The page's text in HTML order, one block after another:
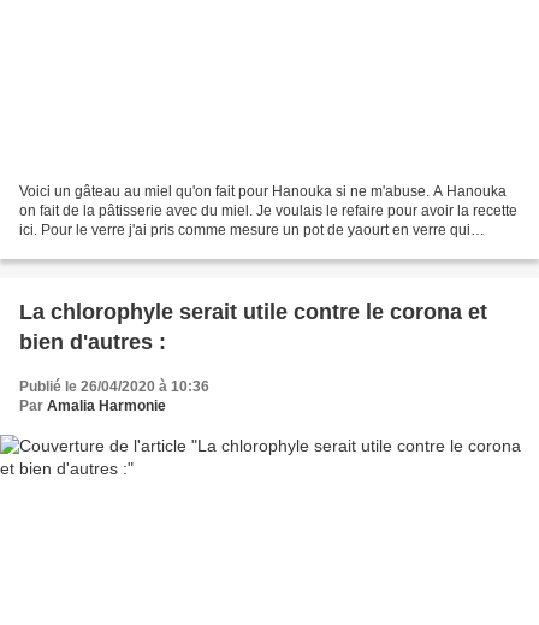
Voici un gâteau au miel qu'on fait pour Hanouka si ne m'abuse. A Hanouka
on fait de la pâtisserie avec du miel. Je voulais le refaire pour avoir la recette
ici. Pour le verre j'ai pris comme mesure un pot de yaourt en verre qui
La chlorophyle serait utile contre le corona et
bien d'autres :
Publié le 26/04/2020 à 10:36
Par Amalia Harmonie